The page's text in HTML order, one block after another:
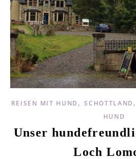
REISEN MIT HUND ,SCHOTTLAND ,
HUND
Unser
Loch